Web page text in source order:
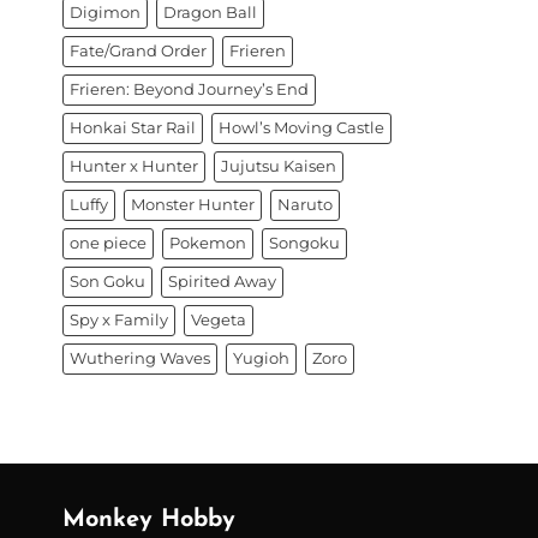
Digimon Dragon Ball
Fate/Grand Order Frieren
Frieren: Beyond Journey’s End
Honkai Star Rail Howl’s Moving Castle
Hunter x Hunter Jujutsu Kaisen
Luffy Monster Hunter Naruto
one piece Pokemon Songoku
Son Goku Spirited Away
Spy x Family Vegeta
Wuthering Waves Yugioh Zoro
Monkey Hobby